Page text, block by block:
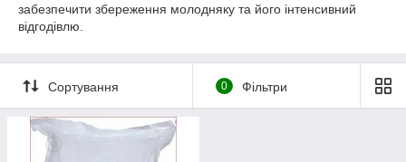
забезпечити збереження молодняку та його інтенсивний
відгодівлю.
Сортування 0 Фільтри